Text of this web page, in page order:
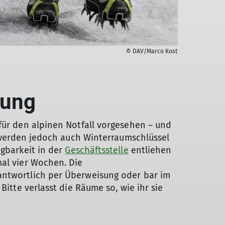
© DAV/Marco Kost
den alpinen Notfall vorgesehen – und
jedoch auch Winterraumschlüssel
in der Geschäftsstelle entliehen
vier Wochen. Die
per Überweisung oder bar im
verlasst die Räume so, wie ihr sie